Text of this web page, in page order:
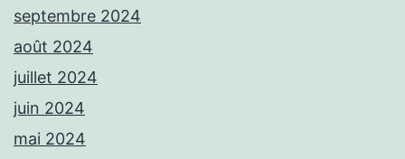
septembre 2024
août 2024
juillet 2024
juin 2024
mai 2024